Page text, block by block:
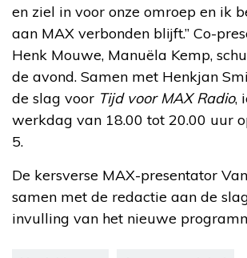
en ziel in voor onze omroep en ik
aan MAX verbonden blijft.” Co-
Henk Mouwe, Manuëla Kemp,
de avond. Samen met Henkjan
de slag voor Tijd voor MAX Radio,
werkdag van 18.00 tot 20.00 uur
5.
De kersverse MAX-presentator
samen met de redactie aan de
invulling van het nieuwe